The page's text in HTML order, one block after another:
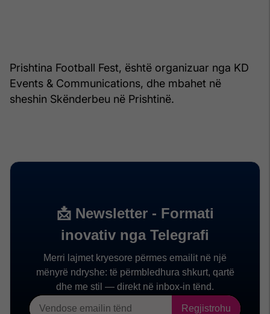
Prishtina Football Fest, është organizuar nga KD
Events & Communications, dhe mbahet në
sheshin Skënderbeu në Prishtinë.